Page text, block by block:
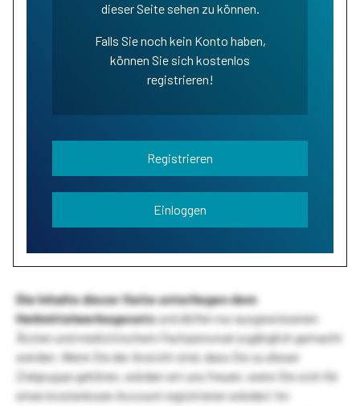
dieser Seite sehen zu können.
Falls Sie noch kein Konto haben,
können Sie sich kostenlos
registrieren!
Registrieren
Einloggen
Die Inhalte dieser Seite unterliegen dem
Heilmittelwerbegesetzund dürfen nur ausgewiesenen
Ärzten und medizinischem Fachpersonal zugänglich gemacht
werden. Wenn Sie der Ansicht sind, dass Sie zu dieser
Zielgruppe gehören, würden wir uns freuen, wenn Sie sich für
einen kostenlosen Account registrieren würden! Im